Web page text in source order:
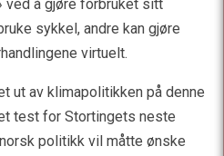
ved å gjøre forbruket sitt
sykkel, andre kan gjøre
virtuelt.
ut av klimapolitikken på denne
test for Stortingets neste
politikk vil måtte ønske